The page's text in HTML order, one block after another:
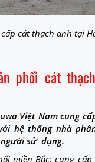
cát thạch anh tại
phối cát
Việt Nam cung
hệ thống nhà
sử dụng.
miền Bắc: cung